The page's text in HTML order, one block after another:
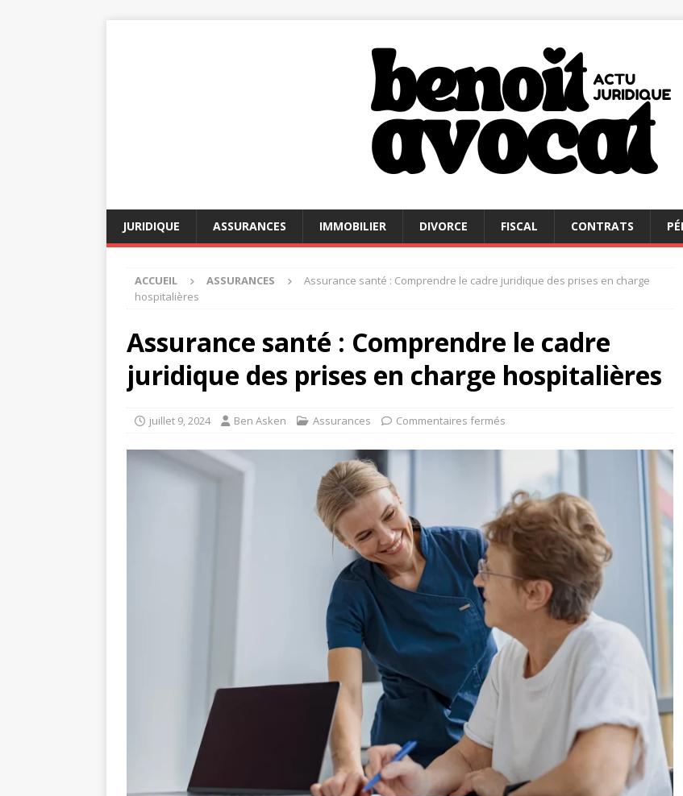
JURIDIQUE ASSURANCES IMMOBILIER DIVORCE FISCAL CONTRATS
ACCUEIL ASSURANCES
Assurance santé : Comprendre le cadre juridique des prises en charge
hospitalières
Assurance santé : Comprendre le cadre
juridique des prises en charge hospitalières
juillet 9, 2024 Ben Asken Assurances Commentaires fermés